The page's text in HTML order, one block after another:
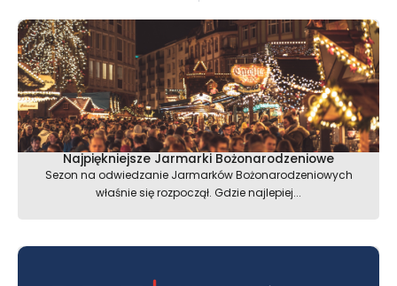
Najpiękniejsze Jarmarki Bożonarodzeniowe
Sezon na odwiedzanie Jarmarków Bożonarodzeniowych
właśnie się rozpoczął. Gdzie najlepiej...